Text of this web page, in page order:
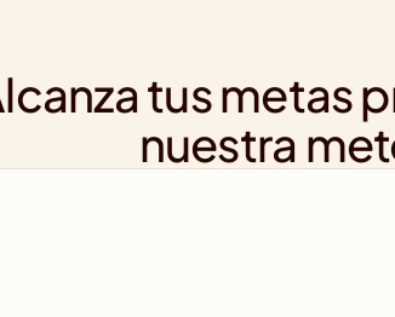
tus metas
nuestra